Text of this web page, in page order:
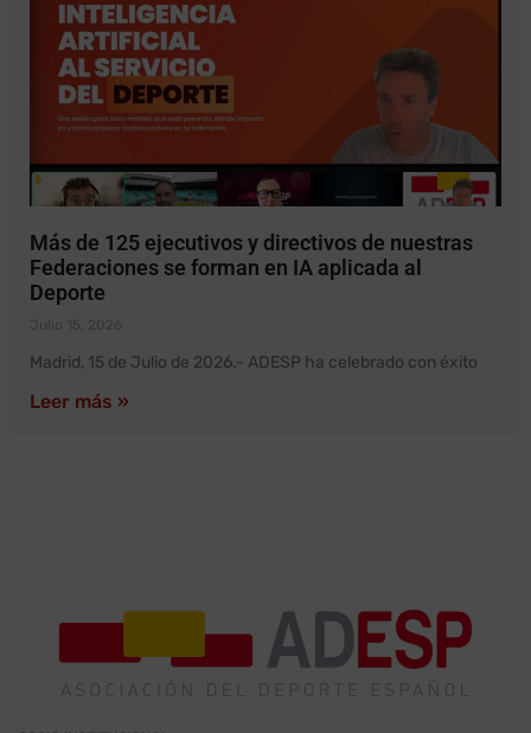
Más de 125 ejecutivos y directivos de nuestras
Federaciones se forman en IA aplicada al
Deporte
Madrid, 15 de Julio de 2026.- ADESP ha celebrado con éxito
Leer más »